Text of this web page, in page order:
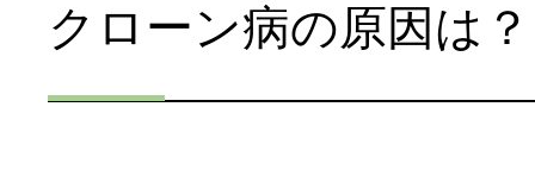
クローン病の原因は？